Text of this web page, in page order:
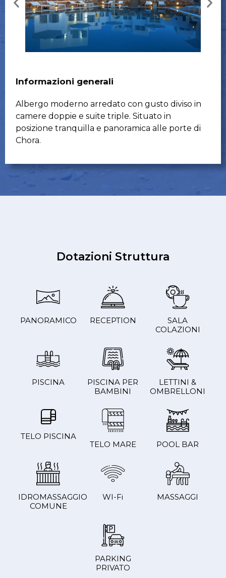
Informazioni generali
Albergo moderno arredato con gusto diviso in
camere doppie e suite triple. Situato in
posizione tranquilla e panoramica alle porte di
Chora.
Dotazioni Struttura
PANORAMICO RECEPTION
SALA
COLAZIONI
PISCINA
PISCINA PER
BAMBINI
LETTINI &
OMBRELLONI
TELO PISCINA
TELO MARE
POOL BAR
IDROMASSAGGIO
COMUNE
WI-Fi MASSAGGI
PARKING
PRIVATO